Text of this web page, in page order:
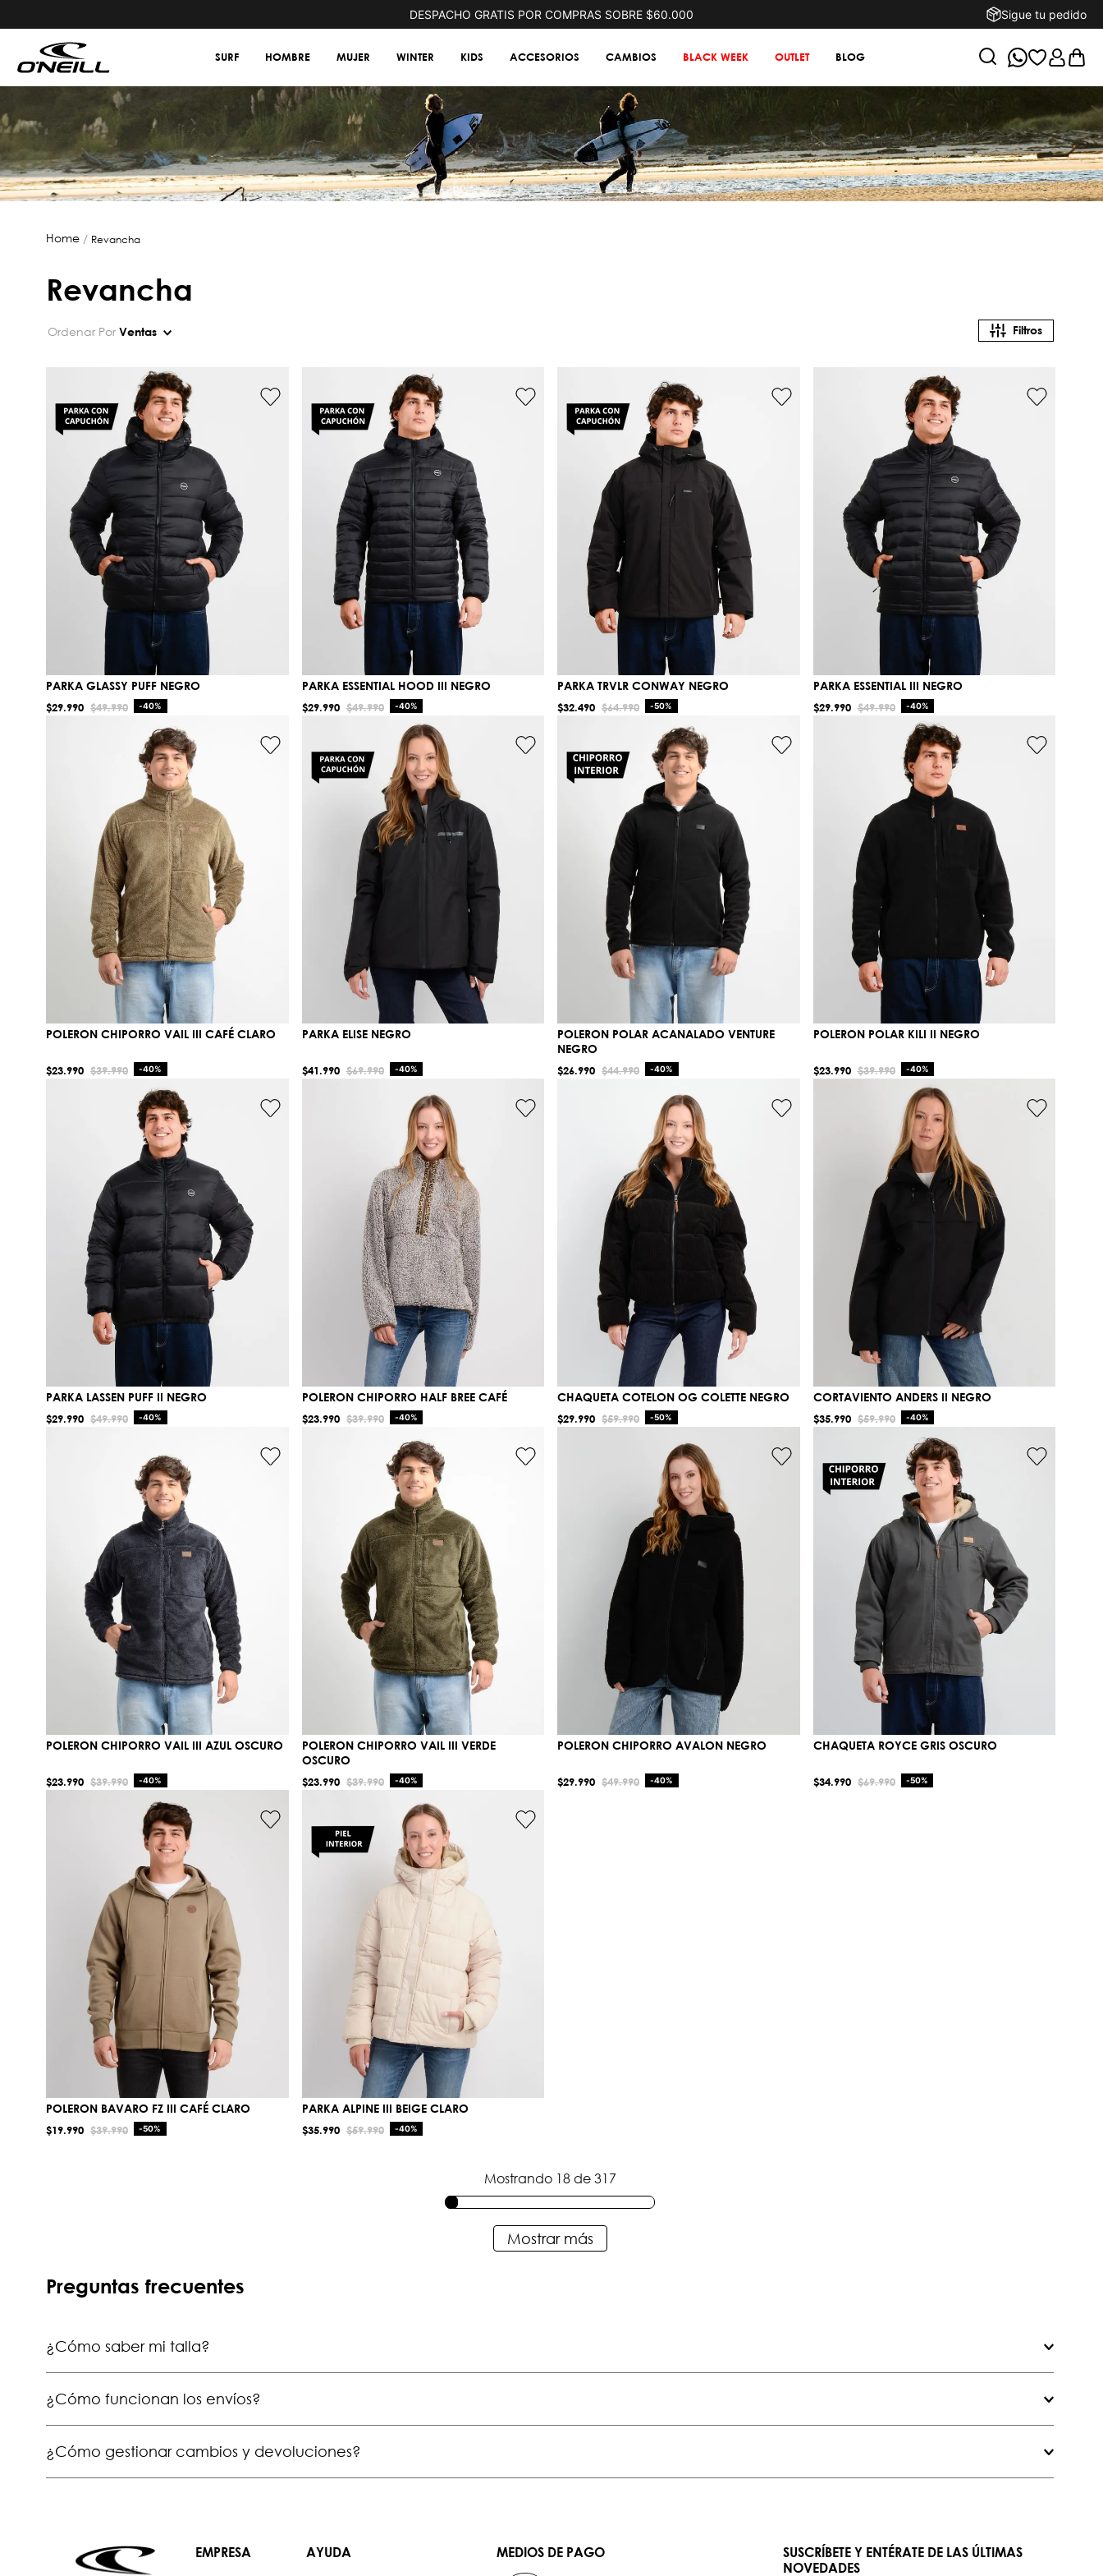
DESPACHO GRATIS POR COMPRAS SOBRE $60.000 Sigue tu pedido
SURF HOMBRE MUJER WINTER KIDS ACCESORIOS CAMBIOS BLACK WEEK OUTLET BLOG
revancha
revancha
Ordenar Por Ventas
PARKA GLASSY PUFF NEGRO
$49.990
$29.990 -40%
PARKA ESSENTIAL HOOD III NEGRO
$49.990
$29.990 -40%
PARKA TRVLR CONWAY NEGRO
$64.990
$32.490 -50%
PARKA ESSENTIAL III NEGRO
$49.990
$29.990 -40%
POLERON CHIPORRO VAIL III CAFÉ CLARO
$39.990
$23.990 -40%
PARKA ELISE NEGRO
$69.990
$41.990 -40%
POLERON POLAR ACANALADO VENTURE
NEGRO
$44.990
$26.990 -40%
POLERON POLAR KILI II NEGRO
$39.990
$23.990 -40%
PARKA LASSEN PUFF II NEGRO
$49.990
$29.990 -40%
POLERON CHIPORRO HALF BREE CAFÉ
$39.990
$23.990 -40%
CHAQUETA COTELON OG COLETTE NEGRO
$59.990
$29.990 -50%
CORTAVIENTO ANDERS II NEGRO
$59.990
$35.990 -40%
POLERON CHIPORRO VAIL III AZUL OSCURO
$39.990
$23.990 -40%
POLERON CHIPORRO VAIL III VERDE
OSCURO
$39.990
$23.990 -40%
POLERON CHIPORRO AVALON NEGRO
$49.990
$29.990 -40%
CHAQUETA ROYCE GRIS OSCURO
$69.990
$34.990 -50%
POLERON BAVARO FZ III CAFÉ CLARO
$39.990
$19.990 -50%
PARKA ALPINE III BEIGE CLARO
$59.990
$35.990 -40%
Mostrando 18 de 317
Mostrar más
Preguntas frecuentes
¿Cómo saber mi talla?
¿Cómo funcionan los envíos?
¿Cómo gestionar cambios y devoluciones?
EMPRESA AYUDA MEDIOS DE PAGO
SUSCRÍBETE Y ENTÉRATE DE LAS ÚLTIMAS
NOVEDADES